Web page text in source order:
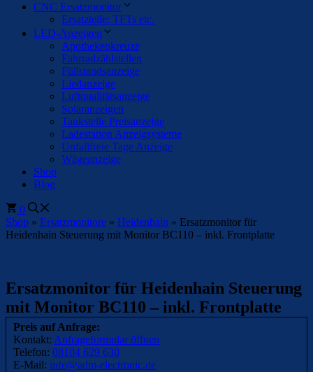
CNC Ersatzmonitor
Ersatzteile: TFTs etc.
LED-Anzeigen
Apothekenkreuze
Fahrradzählstellen
Füllstandsanzeige
Liedanzeige
Luftqualitätsanzeige
Solaranzeigen
Tankstelle Preisanzeige
Ladestation Anzeigsysteme
Unfallfreie Tage Anzeige
Wägeanzeige
Shop
Blog
0
Shop » Ersatzmonitore » Heidenhain » Ersatzmonitor für
Heidenhain Steuerung mit Monitor BC110 – inkl. Frontplatte
Ersatzmonitor für Heidenhain Steuerung
mit Monitor BC110 – inkl. Frontplatte
Preis auf Anfrage:
Kontakt: Anfrageformular öffnen
Telefon: 08104 629 630
E-Mail: info@adm-electronic.de